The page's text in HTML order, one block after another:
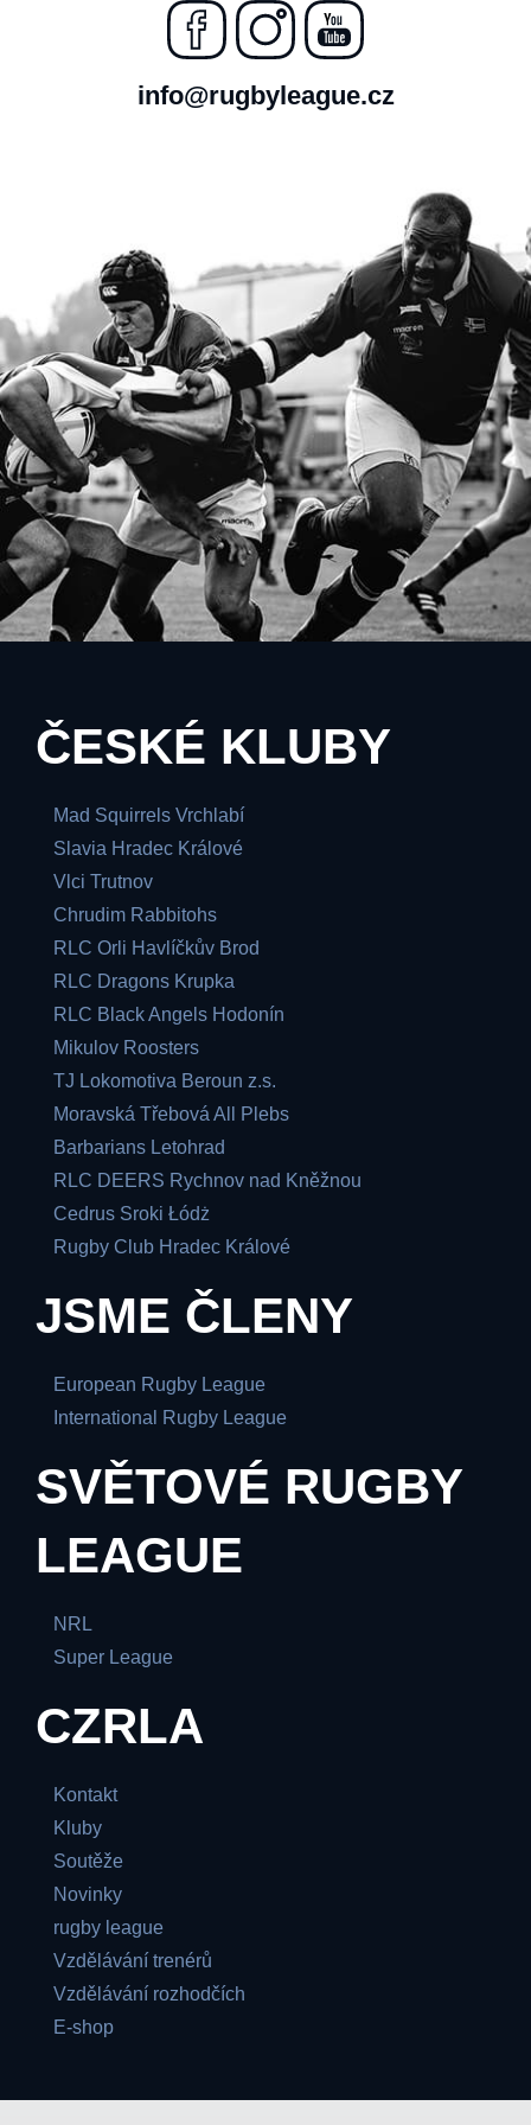
info@rugbyleague.cz
ČESKÉ KLUBY
Mad Squirrels Vrchlabí
Slavia Hradec Králové
Vlci Trutnov
Chrudim Rabbitohs
RLC Orli Havlíčkův Brod
RLC Dragons Krupka
RLC Black Angels Hodonín
Mikulov Roosters
TJ Lokomotiva Beroun z.s.
Moravská Třebová All Plebs
Barbarians Letohrad
RLC DEERS Rychnov nad Kněžnou
Cedrus Sroki Łódż
Rugby Club Hradec Králové
JSME ČLENY
European Rugby League
International Rugby League
SVĚTOVÉ RUGBY
LEAGUE
NRL
Super League
CZRLA
Kontakt
Kluby
Soutěže
Novinky
rugby league
Vzdělávání trenérů
Vzdělávání rozhodčích
E-shop